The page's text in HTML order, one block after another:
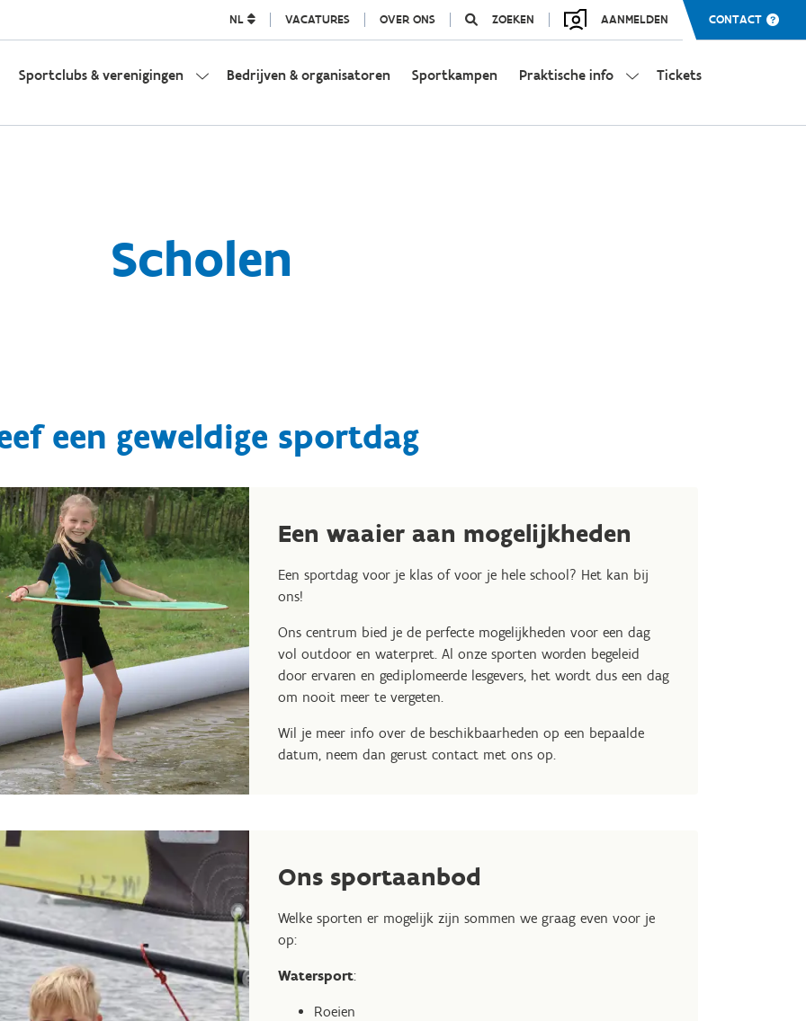
NL VACATURES OVER ONS ZOEKEN AANMELDEN CONTACT
Sportclubs & verenigingen Bedrijven & organisatoren Sportkampen Praktische info Tickets
Scholen
een geweldige sportdag
Een waaier aan mogelijkheden
Een sportdag voor je klas of voor je hele school? Het kan bij
ons!
Ons centrum bied je de perfecte mogelijkheden voor een dag
vol outdoor en waterpret. Al onze sporten worden begeleid
door ervaren en gediplomeerde lesgevers, het wordt dus een dag
om nooit meer te vergeten.
Wil je meer info over de beschikbaarheden op een bepaalde
datum, neem dan gerust contact met ons op.
Ons sportaanbod
Welke sporten er mogelijk zijn sommen we graag even voor je
op:
Watersport:
Roeien